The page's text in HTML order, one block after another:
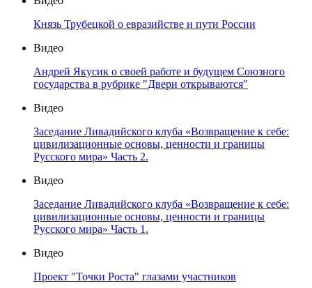
Князь Трубецкой о евразийстве и пути России
Видео
Андрей Якусик о своей работе и будущем Союзного
государства в рубрике "Двери открываются"
Видео
Заседание Ливадийского клуба «Возвращение к себе:
цивилизационные основы, ценности и границы
Русского мира» Часть 2.
Видео
Заседание Ливадийского клуба «Возвращение к себе:
цивилизационные основы, ценности и границы
Русского мира» Часть 1.
Видео
Проект "Точки Роста" глазами участников